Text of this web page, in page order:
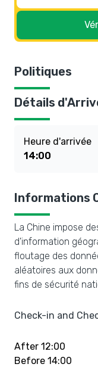
Politiques
Détails
Heure d'arrivée
14:00
Informations
La Chine impose
d'information
floutage des
aléatoires aux
fins de sécurité
Check-in and
After 12:00
Before 14:00